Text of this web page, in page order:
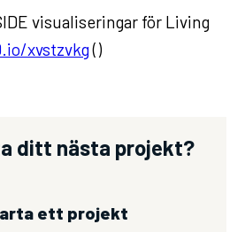
visualiseringar för Living
xvstzvkg()
ditt nästa projekt?
ett projekt